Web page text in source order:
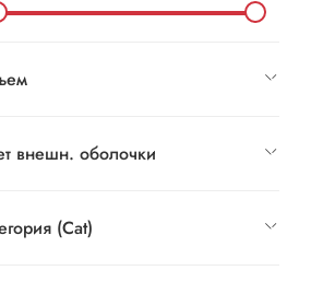
внешн. оболочки
(Cat)